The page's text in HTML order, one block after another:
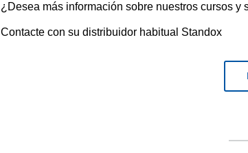
¿Desea más información sobre nuestros cursos y
Contacte con su distribuidor habitual Standox